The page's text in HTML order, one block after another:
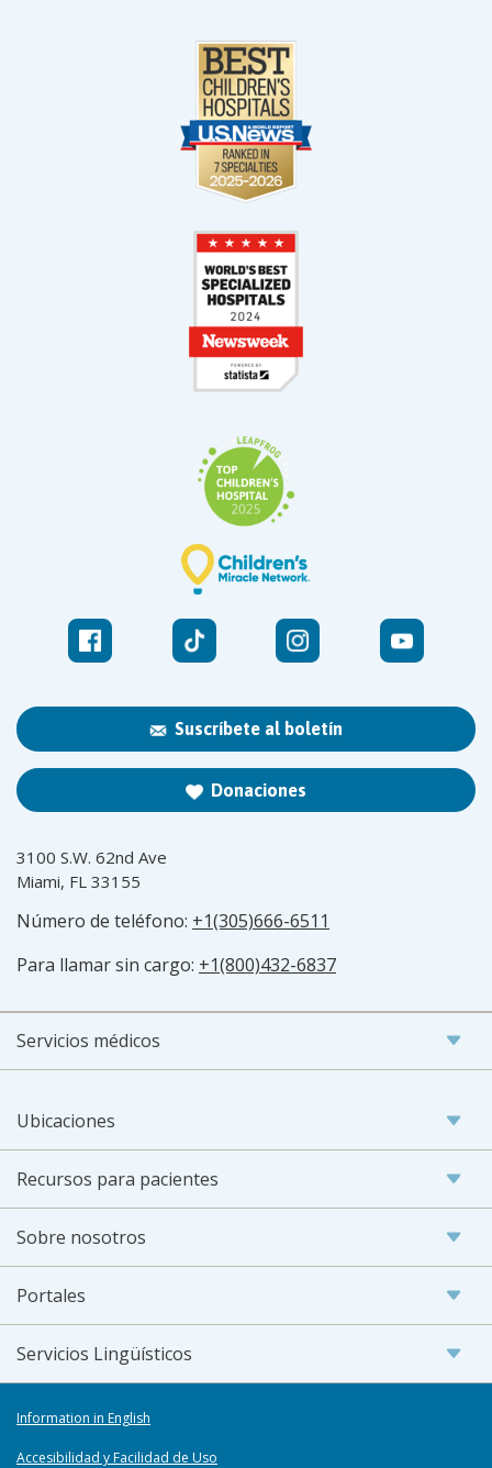
Suscríbete al boletín
Donaciones
3100 S.W. 62nd Ave
Miami, FL 33155
Número de teléfono: +1(305)666-6511
Para llamar sin cargo: +1(800)432-6837
Servicios médicos
Ubicaciones
Recursos para pacientes
Sobre nosotros
Portales
Servicios Lingüísticos
Information in English
Accesibilidad y Facilidad de Uso